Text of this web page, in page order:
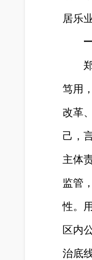
居乐
笃用
改革
己，
主体
监管
性。
区内
治底